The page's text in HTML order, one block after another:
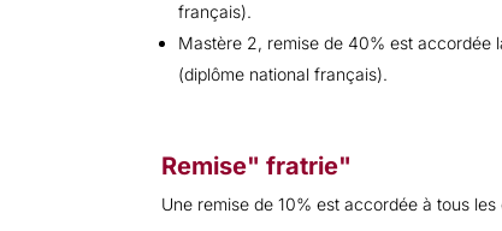
français).
Mastère 2, remise de 40% est accordée
(diplôme national français).
Remise" fratrie"
Une remise de 10% est accordée à tous